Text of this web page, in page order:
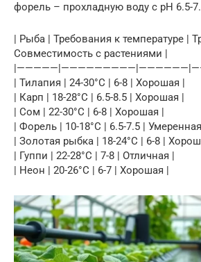
форель – прохладную воду с pH 6.5-
| Рыба | Требования к температуре |
Совместимость с растениями |
| Тилапия | 24-30°C | 6-8 | Хорошая |
| Карп | 18-28°C | 6.5-8.5 | Хорошая |
| Сом | 22-30°C | 6-8 | Хорошая |
| Форель | 10-18°C | 6.5-7.5 |
| Золотая рыбка | 18-24°C | 6-8 |
| Гуппи | 22-28°C | 7-8 | Отличная |
| Неон | 20-26°C | 6-7 | Хорошая |